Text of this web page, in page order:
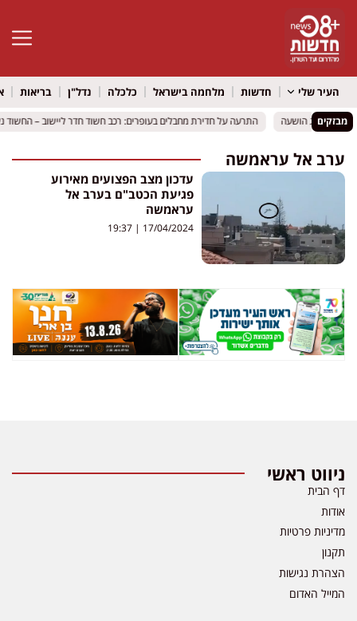
פתח
העיר שלי חדשות מלחמה בישראל כלכלה נדל"ן בריאות
מבזקים התרעה על חדירת מחבלים בעופרים: רכב חשוד חדר ליישוב – החשוד
התרעה על חדירת מחבלים בעופרים: רכב חשוד חדר ליישוב – החשוד
ערב אל עראמשה
עדכון מצב הפצועים מאירוע
פגיעת הכטב"ם בערב אל
עראמשה
17/04/2024
ניווט ראשי
דף הבית
אודות
מדיניות פרטיות
תקנון
הצהרת נגישות
המייל האדום